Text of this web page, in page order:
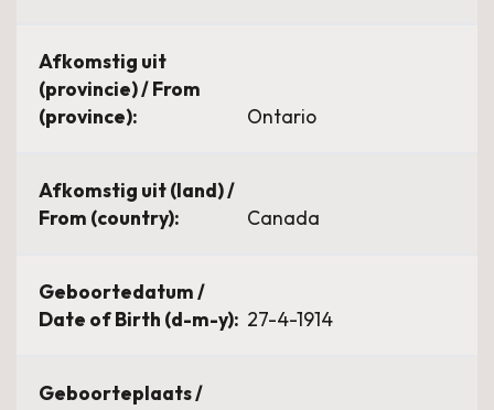
Afkomstig uit
(provincie) / From
(province):
Ontario
Afkomstig uit (land) /
From (country):
Canada
Geboortedatum /
Date of Birth (d-m-y): 27-4-1914
Geboorteplaats /